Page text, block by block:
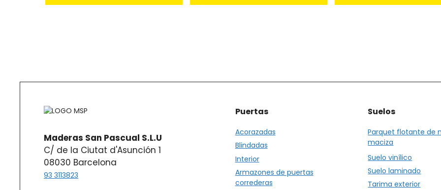
Maderas San Pascual S.L.U
C/ de la Ciutat d'Asunción 1
08030 Barcelona
93 3113823
Puertas
Acorazadas
Blindadas
Interior
Armazones de puertas
correderas
Suelos
Parquet flotante de
maciza
Suelo vinílico
Suelo laminado
Tarima exterior